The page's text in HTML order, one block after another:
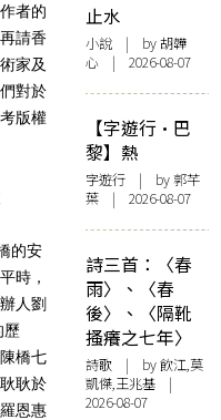
者的
請香
家及
對於
版權
的安
時，
人劉
歷
橋七
耿於
恩惠
止水
小說 | by 胡韡
心 | 2026-08-07
【字遊行·巴
黎】熱
字遊行 | by 郭芊
葉 | 2026-08-07
詩三首：〈春
雨〉、〈春
後〉、〈隔靴
搔癢之七年〉
詩歌 | by 飲江,莫
凱傑,王兆基 |
2026-08-07